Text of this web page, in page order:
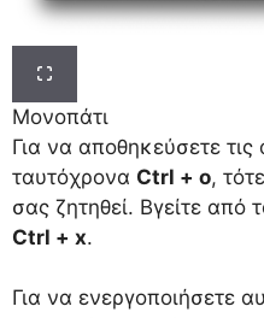
Μονοπάτι
Για να αποθηκεύσετε
ταυτόχρονα Ctrl + o,
σας ζητηθεί. Βγείτε
Ctrl + x.
Για να ενεργοποιήσετε